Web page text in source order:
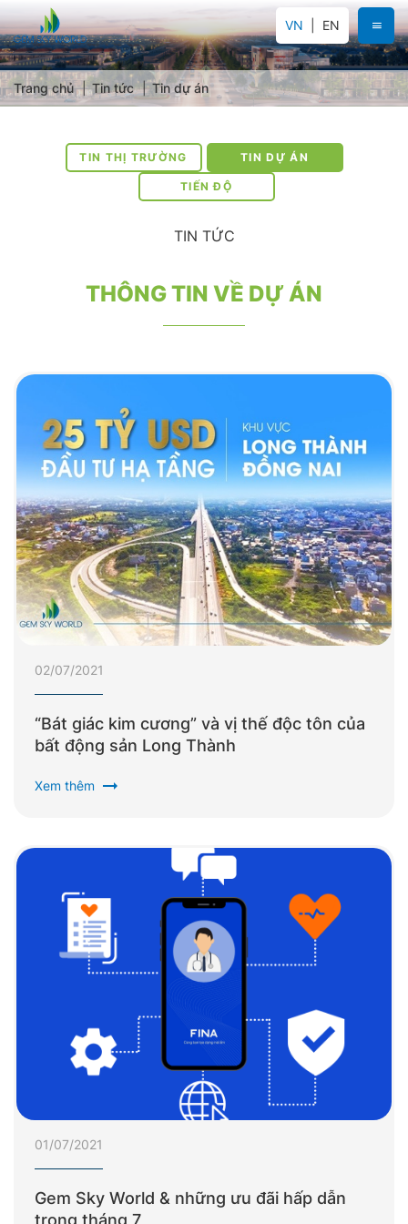
VN EN
Trang chủ Tin tức Tin dự án
TIN THỊ TRƯỜNG TIN DỰ ÁN
TIẾN ĐỘ
TIN TỨC
THÔNG TIN VỀ DỰ ÁN
02/07/2021
“Bát giác kim cương” và vị thế độc tôn của
bất động sản Long Thành
Xem thêm arrow_right_alt
01/07/2021
Gem Sky World & những ưu đãi hấp dẫn
trong tháng 7